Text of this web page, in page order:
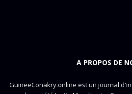
A PROPOS DE
GuineeConakry.online est un journal